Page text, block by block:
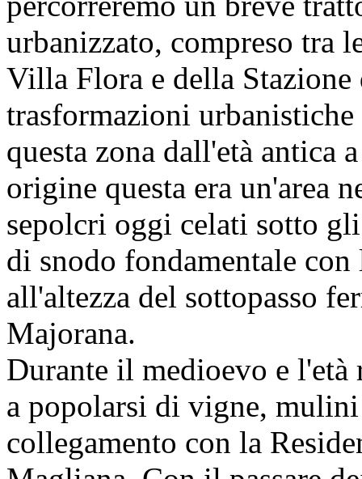
urbanizzato, compreso tra
Villa Flora e della
trasformazioni
questa zona dall'età antica
origine questa era un'area
sepolcri oggi celati sotto
di snodo fondamentale
all'altezza del sottopasso
Majorana.
Durante il medioevo e
a popolarsi di vigne, mulini
collegamento con la